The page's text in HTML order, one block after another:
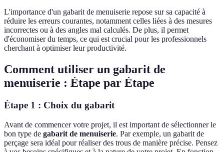
L'importance d'un gabarit de menuiserie repose sur sa capacité à
réduire les erreurs courantes, notamment celles liées à des mesures
incorrectes ou à des angles mal calculés. De plus, il permet
d'économiser du temps, ce qui est crucial pour les professionnels
cherchant à optimiser leur productivité.
Comment utiliser un gabarit de
menuiserie : Étape par Étape
Étape 1 : Choix du gabarit
Avant de commencer votre projet, il est important de sélectionner le
bon type de gabarit de menuiserie. Par exemple, un gabarit de
perçage sera idéal pour réaliser des trous de manière précise. Pensez